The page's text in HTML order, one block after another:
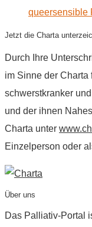
queersensible
Jetzt die Charta
Durch Ihre
im Sinne der Charta
schwerstkranker
und der ihnen
Charta unter
Einzelperson oder
Über uns
Das Palliativ-Portal